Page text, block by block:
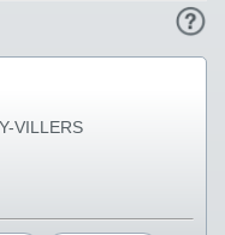
VILLERS